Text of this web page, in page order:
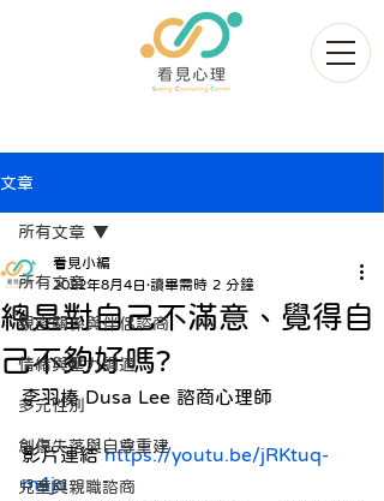
文章
所有文章
親密關係與伴侶諮商
情緒與壓力調適
多元性別
創傷失落與自尊重建
兒童與親職諮商
所有文章
總是對自己不滿意、覺得自
己不夠好嗎?
看見小編
2022年8月4日 讀畢需時 2 分鐘
李羽榛 Dusa Lee 諮商心理師
影片連結 https://youtu.be/jRKtuq-
m4jo